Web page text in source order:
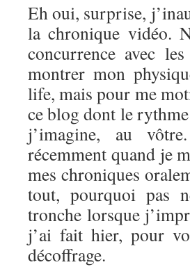
Eh oui, surprise,
la chronique vidéo.
concurrence avec
montrer mon
life, mais pour me
ce blog dont le
j’imagine, au
récemment quand je
mes chroniques
tout, pourquoi pas
tronche lorsque
j’ai fait hier, pour
décoffrage.